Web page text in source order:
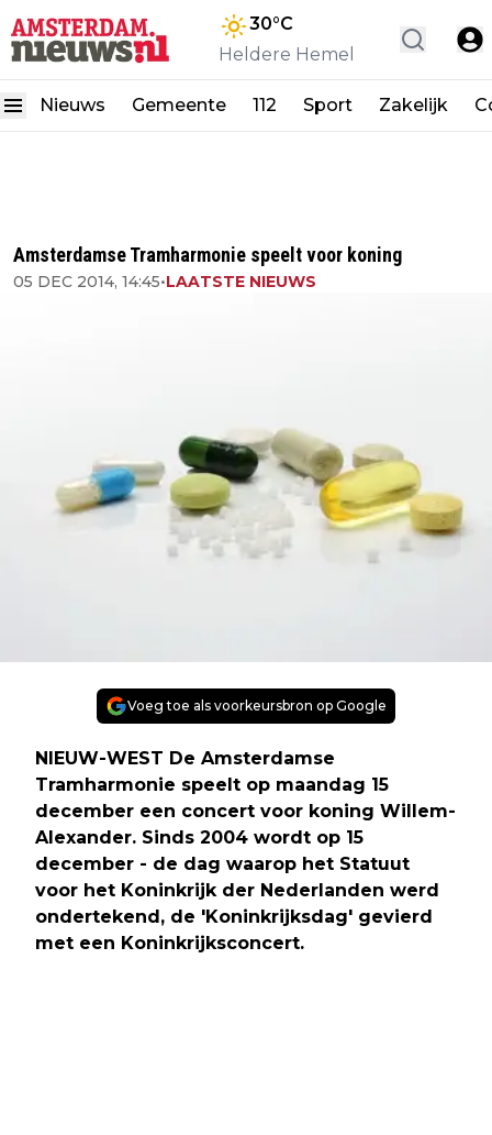
30°C
Heldere Hemel
Nieuws Gemeente 112 Sport Zakelijk
Amsterdamse Tramharmonie speelt voor koning
05 DEC 2014, 14:45•LAATSTE NIEUWS
Voeg toe als voorkeursbron op Google
NIEUW-WEST De Amsterdamse
Tramharmonie speelt op maandag 15
december een concert voor koning Willem-
Alexander. Sinds 2004 wordt op 15
december - de dag waarop het Statuut
voor het Koninkrijk der Nederlanden werd
ondertekend, de 'Koninkrijksdag' gevierd
met een Koninkrijksconcert.